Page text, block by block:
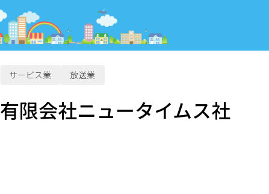
サービス業 放送業
有限会社ニュータイムス社